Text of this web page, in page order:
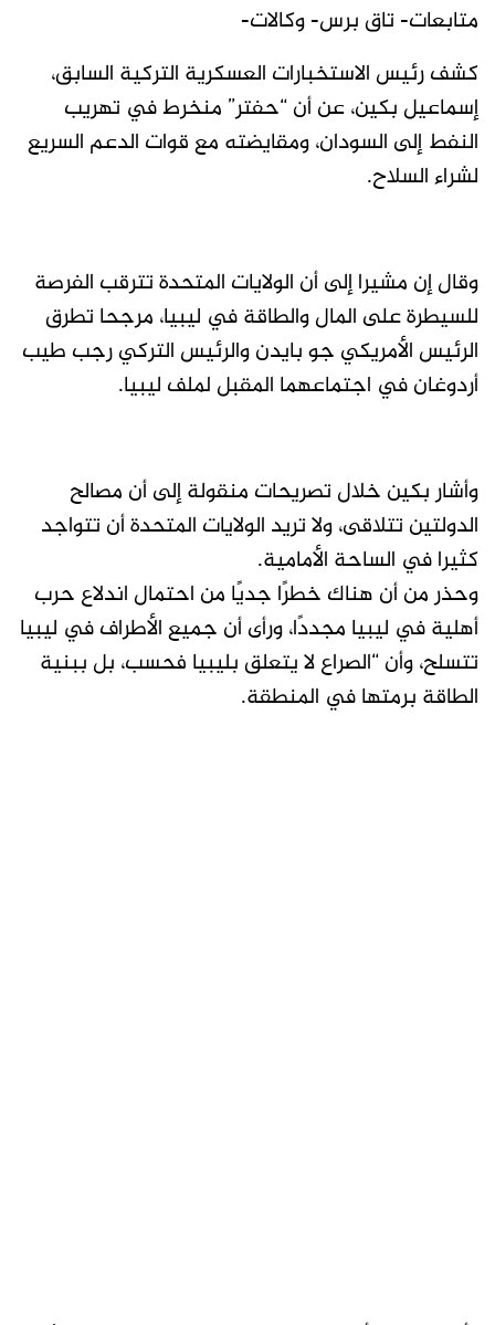
متابعات- تاق برس- وكالات-
كشف رئيس الاستخبارات العسكرية التركية السابق،
إسماعيل بكين، عن أن “حفتر” منخرط في ‫تهريب
النفط إلى السودان، ومقايضته مع قوات الدعم السريع
لشراء السلاح.
وقال إن مشيرا إلى أن الولايات المتحدة تترقب الفرصة
للسيطرة على ‫المال والطاقة في ليبيا، مرجحا تطرق
الرئيس الأمريكي جو بايدن والرئيس التركي رجب طيب
أردوغان في اجتماعهما المقبل لملف ليبيا.
وأشار بكين خلال تصريحات منقولة إلى أن مصالح
الدولتين تتلاقى، ولا تريد الولايات المتحدة أن تتواجد
كثيرا في الساحة الأمامية.
وحذر من أن هناك خطرًا جديًا من احتمال اندلاع حرب
أهلية في ليبيا مجددًا، ورأى أن جميع الأطراف في ليبيا
تتسلح، وأن “الصراع لا يتعلق بليبيا فحسب، بل ببنية
الطاقة برمتها في المنطقة.